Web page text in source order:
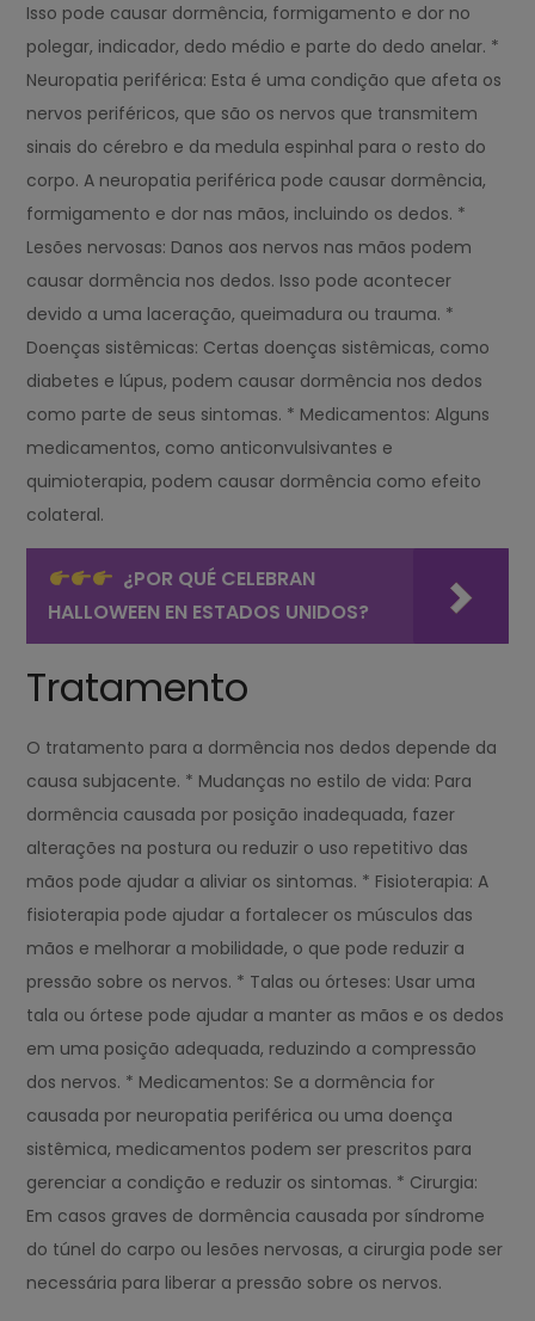
Isso pode causar dormência, formigamento e dor no
polegar, indicador, dedo médio e parte do dedo anelar. *
Neuropatia periférica: Esta é uma condição que afeta os
nervos periféricos, que são os nervos que transmitem
sinais do cérebro e da medula espinhal para o resto do
corpo. A neuropatia periférica pode causar dormência,
formigamento e dor nas mãos, incluindo os dedos. *
Lesões nervosas: Danos aos nervos nas mãos podem
causar dormência nos dedos. Isso pode acontecer
devido a uma laceração, queimadura ou trauma. *
Doenças sistêmicas: Certas doenças sistêmicas, como
diabetes e lúpus, podem causar dormência nos dedos
como parte de seus sintomas. * Medicamentos: Alguns
medicamentos, como anticonvulsivantes e
quimioterapia, podem causar dormência como efeito
colateral.
¿POR QUÉ CELEBRAN
HALLOWEEN EN ESTADOS UNIDOS?
Tratamento
O tratamento para a dormência nos dedos depende da
causa subjacente. * Mudanças no estilo de vida: Para
dormência causada por posição inadequada, fazer
alterações na postura ou reduzir o uso repetitivo das
mãos pode ajudar a aliviar os sintomas. * Fisioterapia: A
fisioterapia pode ajudar a fortalecer os músculos das
mãos e melhorar a mobilidade, o que pode reduzir a
pressão sobre os nervos. * Talas ou órteses: Usar uma
tala ou órtese pode ajudar a manter as mãos e os dedos
em uma posição adequada, reduzindo a compressão
dos nervos. * Medicamentos: Se a dormência for
causada por neuropatia periférica ou uma doença
sistêmica, medicamentos podem ser prescritos para
gerenciar a condição e reduzir os sintomas. * Cirurgia:
Em casos graves de dormência causada por síndrome
do túnel do carpo ou lesões nervosas, a cirurgia pode ser
necessária para liberar a pressão sobre os nervos.